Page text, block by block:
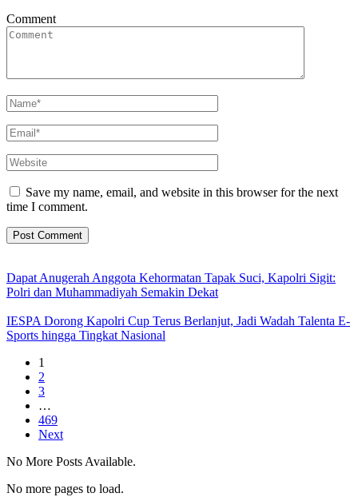
Comment
Save my name, email, and website in this browser for the next
time I comment.
Dapat Anugerah Anggota Kehormatan Tapak Suci, Kapolri Sigit:
Polri dan Muhammadiyah Semakin Dekat
IESPA Dorong Kapolri Cup Terus Berlanjut, Jadi Wadah Talenta E-
Sports hingga Tingkat Nasional
1
2
3
…
469
Next
No More Posts Available.
No more pages to load.